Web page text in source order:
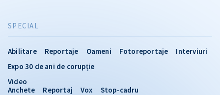
SPECIAL
Abilitare Reportaje Oameni Fotoreportaje
Interviuri
Expo 30 de ani de corupție
Video
Anchete
Reportaj Vox Stop-cadru